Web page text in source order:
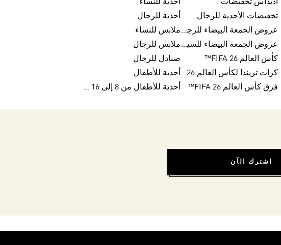
اديداس تخفيضات
أحذية للنساء
تخفيضات الأحذية للرجال
أحذية للرجال
عروض الجمعة البيضاء للرجالملابس للنساء
عروض الجمعة البيضاء للسيداتملابس للرجال
كأس العالم FIFA 26™
صنادل للرجال
كرات تريندا لكأس العالم FIFA 26™أحذية للأطفال
فرق كأس العالم FIFA 26™ أحذية للأطفال من 8 إلى 16 سنة
اشترك الآن